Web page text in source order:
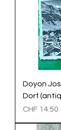
Doyon
Dorf
Preis
CHF 14.50